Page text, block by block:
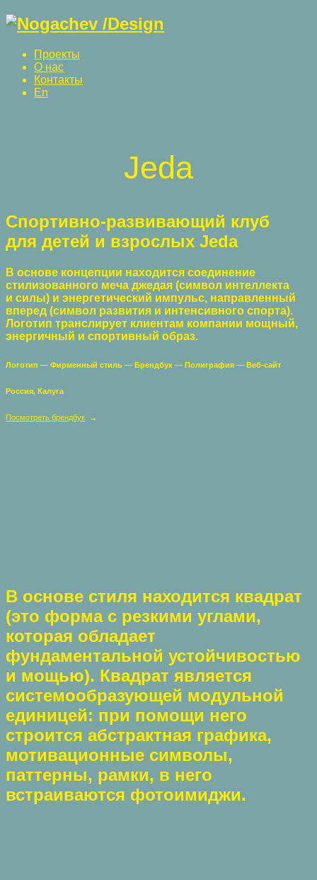
Проекты
О нас
Контакты
En
Jeda
Спортивно-развивающий клуб
для детей и взрослых Jeda
В основе концепции находится соединение
стилизованного меча джедая (символ интеллекта
и силы) и энергетический импульс, направленный
вперед (символ развития и интенсивного спорта).
Логотип транслирует клиентам компании мощный,
энергичный и спортивный образ.
Логотип — Фирменный стиль — Брендбук — Полиграфия — Веб-сайт
Россия, Калуга
Посмотреть брендбук →
В основе стиля находится квадрат
(это форма с резкими углами,
которая обладает
фундаментальной устойчивостью
и мощью). Квадрат является
системообразующей модульной
единицей: при помощи него
строится абстрактная графика,
мотивационные символы,
паттерны, рамки, в него
встраиваются фотоимиджи.